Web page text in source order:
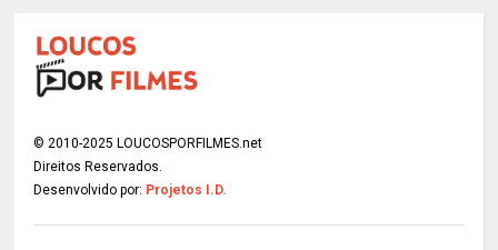
© 2010-2025 LOUCOSPORFILMES.net
Direitos Reservados.
Desenvolvido por: Projetos I.D.